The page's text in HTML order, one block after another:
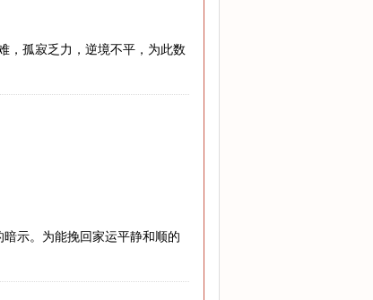
，孤寂乏力，逆境不平，为此数
示。为能挽回家运平静和顺的